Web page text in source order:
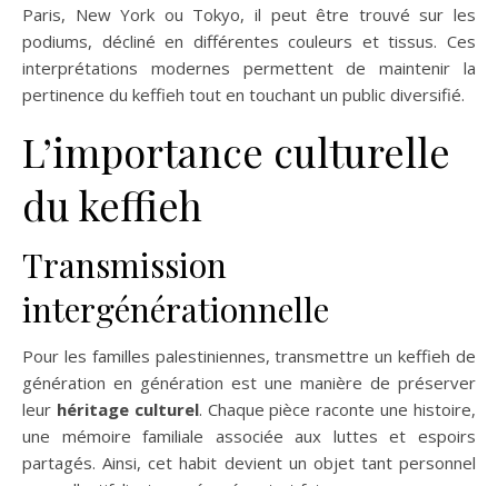
Paris, New York ou Tokyo, il peut être trouvé sur les
podiums, décliné en différentes couleurs et tissus. Ces
interprétations modernes permettent de maintenir la
pertinence du keffieh tout en touchant un public diversifié.
L’importance culturelle
du keffieh
Transmission
intergénérationnelle
Pour les familles palestiniennes, transmettre un keffieh de
génération en génération est une manière de préserver
leur héritage culturel. Chaque pièce raconte une histoire,
une mémoire familiale associée aux luttes et espoirs
partagés. Ainsi, cet habit devient un objet tant personnel